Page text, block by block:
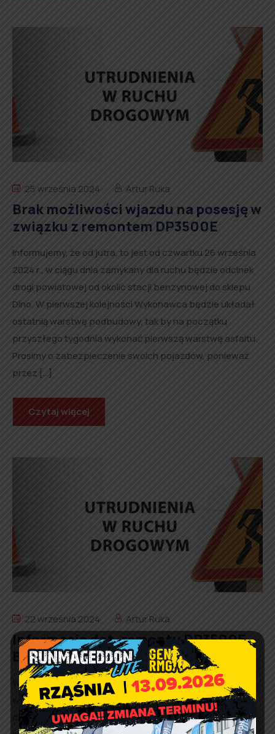
25 września 2024 Artur Ruka
Brak możliwości wjazdu na posesję w
związku z remontem DP3500E
Informujemy, że od jutra, to jest od czwartku 26 września
2024 r., w ciągu dnia zamykany dla ruchu będzie odcinek
drogi powiatowej od okolic stacji benzynowej do sklepu
Dino. W pierwszej kolejności Wykonawca będzie układał
ostatnią warstwę podbudowy, tak by na początku
przyszłego tygodnia wykonać pierwszą warstwę asfaltu.
Prosimy o zabezpieczenie swoich pojazdów, ponieważ
przez […]
Czytaj więcej
22 września 2024 Artur Ruka
Informacja dot. remontu DP3500E
Biała – Rząśnia
Wykonawca remontu DROG-BUD Sp. z o.o. informuje, że
w dniach 23 – 28 września 2024 r. w godz. 6.00 – 19.00
droga w ciągu DP3500E relacji Biała – Rząśnia będzie